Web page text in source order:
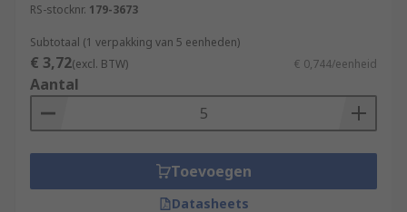
RS-stocknr. 179-3673
Subtotaal (1 verpakking van 5 eenheden)
€ 3,72(excl. BTW) € 0,744/eenheid
Aantal
Toevoegen
Datasheets